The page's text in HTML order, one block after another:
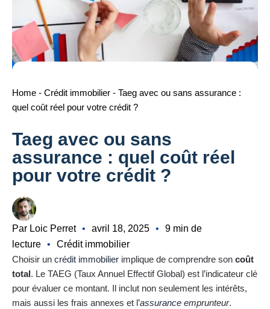
Home - Crédit immobilier - Taeg avec ou sans assurance :
quel coût réel pour votre crédit ?
Taeg avec ou sans
assurance : quel coût réel
pour votre crédit ?
Par Loic Perret • avril 18, 2025 •
9 min de
lecture • Crédit immobilier
Choisir un crédit immobilier implique de comprendre son coût
total. Le TAEG (Taux Annuel Effectif Global) est l’indicateur clé
pour évaluer ce montant. Il inclut non seulement les intérêts,
mais aussi les frais annexes et l’assurance emprunteur.